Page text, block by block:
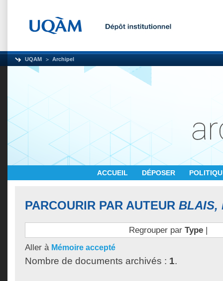
UQAM Archipel
ACCUEIL DÉPOSER
PARCOURIR PAR AUTEUR BLAIS,
Regrouper par Type|
Aller à Mémoire accepté
Nombre de documents archivés : 1.